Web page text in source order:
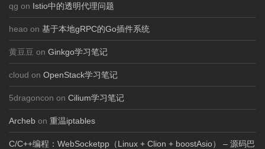
qg on Istio中的透明代理问题
heao on 基于本地gRPC的Go插件系统
黄豆豆 on Ginkgo学习笔记
cloud on OpenStack学习笔记
5dragoncon on Cilium学习笔记
Archeb on 重温iptables
C/C++编程：WebSocketpp（Linux + Clion + boostAsio） – 源码巴